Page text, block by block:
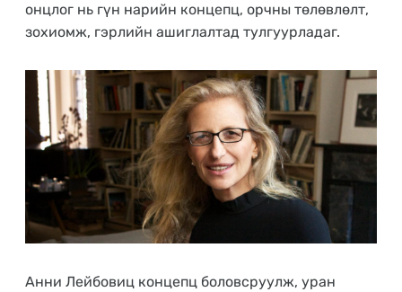
онцлог нь гүн нарийн концепц, орчны төлөвлөлт,
зохиомж, гэрлийн ашиглалтад тулгуурладаг.
Анни Лейбовиц концепц боловсруулж, уран